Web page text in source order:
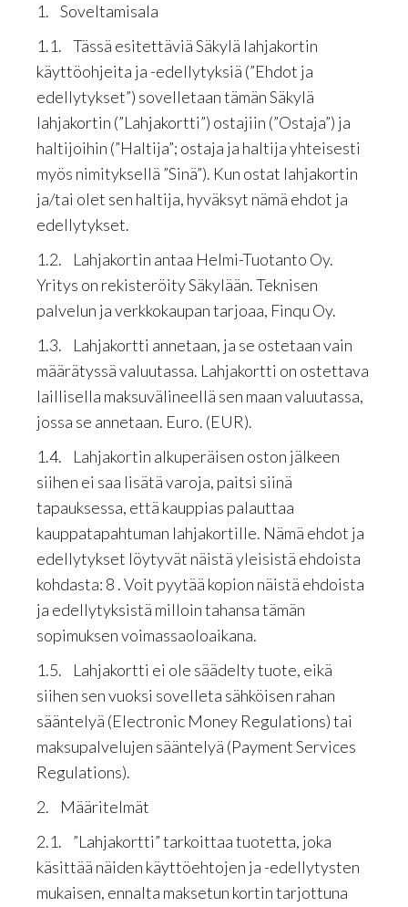
1. Soveltamisala
1.1. Tässä esitettäviä Säkylä lahjakortin
käyttöohjeita ja -edellytyksiä (”Ehdot ja
edellytykset”) sovelletaan tämän Säkylä
lahjakortin (”Lahjakortti”) ostajiin (”Ostaja”) ja
haltijoihin (”Haltija”; ostaja ja haltija yhteisesti
myös nimityksellä ”Sinä”). Kun ostat lahjakortin
ja/tai olet sen haltija, hyväksyt nämä ehdot ja
edellytykset.
1.2. Lahjakortin antaa Helmi-Tuotanto Oy.
Yritys on rekisteröity Säkylään. Teknisen
palvelun ja verkkokaupan tarjoaa, Finqu Oy.
1.3. Lahjakortti annetaan, ja se ostetaan vain
määrätyssä valuutassa. Lahjakortti on ostettava
laillisella maksuvälineellä sen maan valuutassa,
jossa se annetaan. Euro. (EUR).
1.4. Lahjakortin alkuperäisen oston jälkeen
siihen ei saa lisätä varoja, paitsi siinä
tapauksessa, että kauppias palauttaa
kauppatapahtuman lahjakortille. Nämä ehdot ja
edellytykset löytyvät näistä yleisistä ehdoista
kohdasta: 8 . Voit pyytää kopion näistä ehdoista
ja edellytyksistä milloin tahansa tämän
sopimuksen voimassaoloaikana.
1.5. Lahjakortti ei ole säädelty tuote, eikä
siihen sen vuoksi sovelleta sähköisen rahan
sääntelyä (Electronic Money Regulations) tai
maksupalvelujen sääntelyä (Payment Services
Regulations).
2. Määritelmät
2.1. ”Lahjakortti” tarkoittaa tuotetta, joka
käsittää näiden käyttöehtojen ja -edellytysten
mukaisen, ennalta maksetun kortin tarjottuna